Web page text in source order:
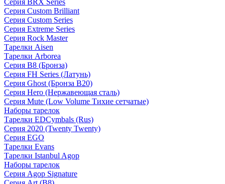
Серия BRX Series
Серия Custom Brilliant
Серия Custom Series
Серия Extreme Series
Серия Rock Master
Тарелки Aisen
Тарелки Arborea
Серия B8 (Бронза)
Серия FH Series (Латунь)
Серия Ghost (Бронза B20)
Серия Hero (Нержавеющая сталь)
Серия Mute (Low Volume Тихие сетчатые)
Наборы тарелок
Тарелки EDCymbals (Rus)
Серия 2020 (Twenty Twenty)
Серия EGO
Тарелки Evans
Тарелки Istanbul Agop
Наборы тарелок
Серия Agop Signature